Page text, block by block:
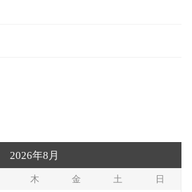
2026年8月
木 金 土
日